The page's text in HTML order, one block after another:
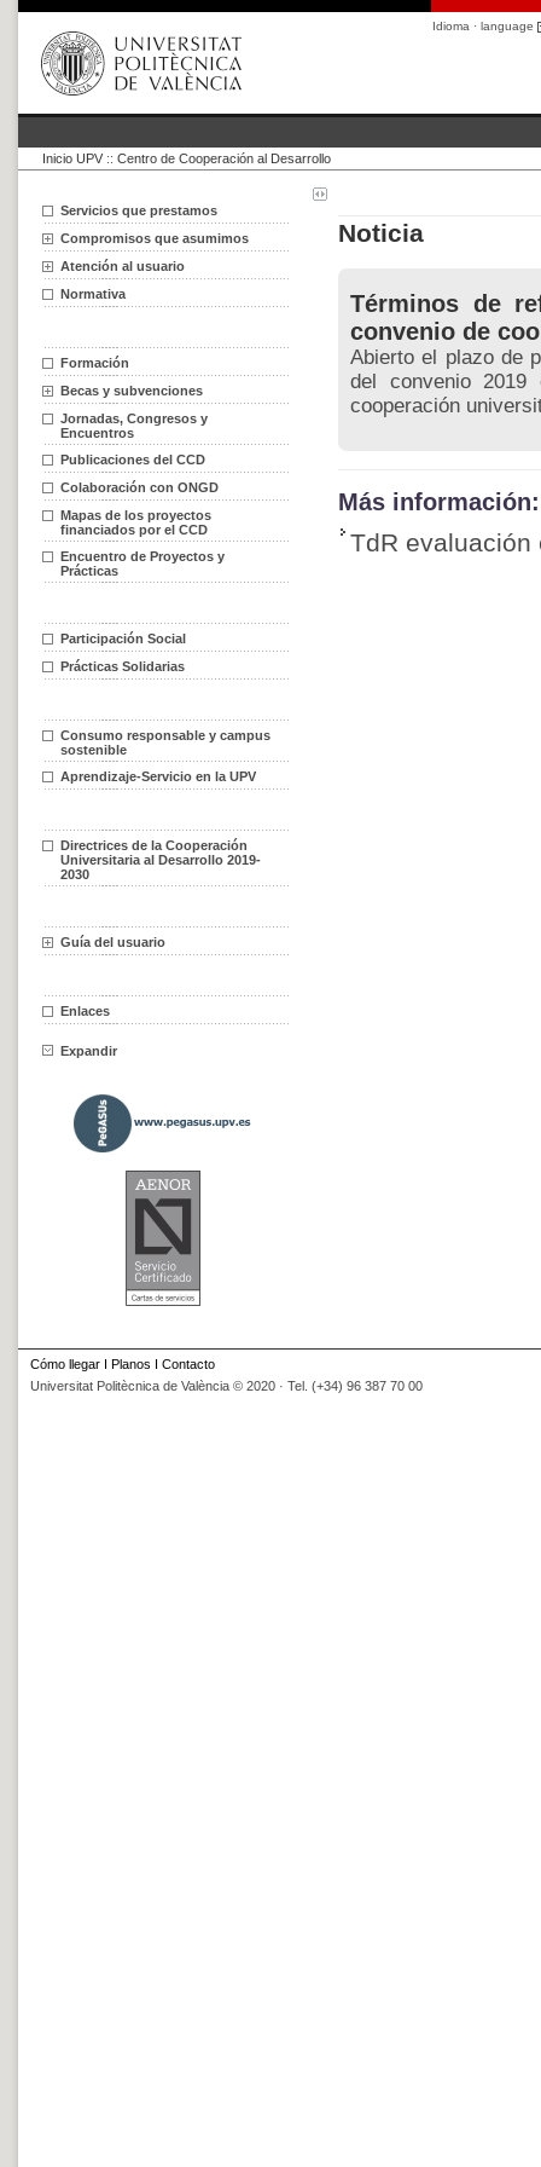
Idioma · language
Inicio UPV :: Centro de Cooperación al Desarrollo
Servicios que prestamos
Compromisos que asumimos
Atención al usuario
Normativa
Formación
Becas y subvenciones
Jornadas, Congresos y
Encuentros
Publicaciones del CCD
Colaboración con ONGD
Mapas de los proyectos
financiados por el CCD
Encuentro de Proyectos y
Prácticas
Participación Social
Prácticas Solidarias
Consumo responsable y campus
sostenible
Aprendizaje-Servicio en la UPV
Directrices de la Cooperación
Universitaria al Desarrollo 2019-
2030
Guía del usuario
Enlaces
Expandir
Noticia
Términos de
convenio de
Abierto el plazo de
del convenio
cooperación
Más información:
TdR evaluación
Cómo llegar I Planos I Contacto
Universitat Politècnica de València © 2020 · Tel. (+34) 96 387 70 00